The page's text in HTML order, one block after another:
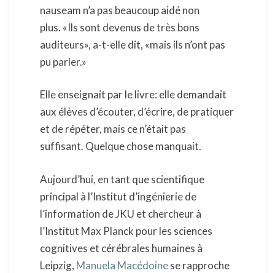
nauseam n’a pas beaucoup aidé non
plus. «Ils sont devenus de très bons
auditeurs», a-t-elle dit, «mais ils n’ont pas
pu parler.»
Elle enseignait par le livre: elle demandait
aux élèves d’écouter, d’écrire, de pratiquer
et de répéter, mais ce n’était pas
suffisant. Quelque chose manquait.
Aujourd’hui, en tant que scientifique
principal à l’Institut d’ingénierie de
l’information de JKU et chercheur à
l’Institut Max Planck pour les sciences
cognitives et cérébrales humaines à
Leipzig, Manuela Macédoinese rapproche